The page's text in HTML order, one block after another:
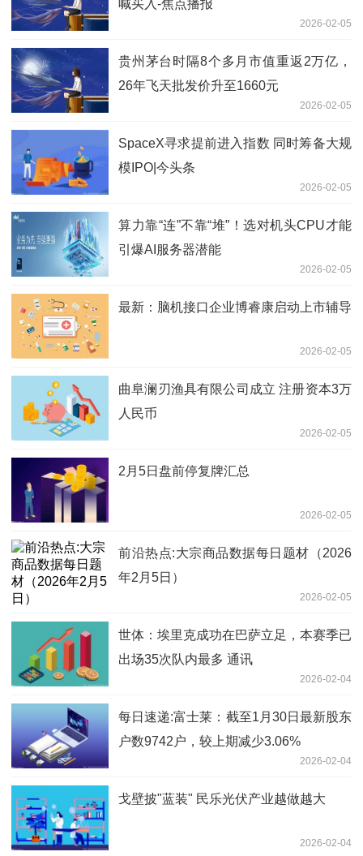
喊买入-焦点播报
2026-02-05
贵州茅台时隔8个多月市值重返2万亿，
26年飞天批发价升至1660元
2026-02-05
SpaceX寻求提前进入指数 同时筹备大规
模IPO|今头条
2026-02-05
算力靠“连”不靠“堆”！选对机头CPU才能
引爆AI服务器潜能
2026-02-05
最新：脑机接口企业博睿康启动上市辅导
2026-02-05
曲阜澜刃渔具有限公司成立 注册资本3万
人民币
2026-02-05
2月5日盘前停复牌汇总
2026-02-05
前沿热点:大宗商品数据每日题材（2026
年2月5日）​
2026-02-05
世体：埃里克成功在巴萨立足，本赛季已
出场35次队内最多 通讯
2026-02-04
每日速递:富士莱：截至1月30日最新股东
户数9742户，较上期减少3.06%
2026-02-04
戈壁披"蓝装" 民乐光伏产业越做越大
2026-02-04